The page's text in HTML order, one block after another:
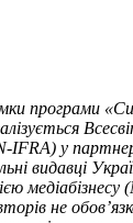
програми
IFRA) у
видавці
не